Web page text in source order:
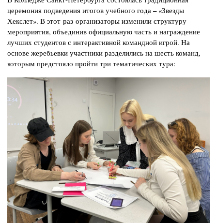
церемония подведения итогов учебного года –«Звезды
Хекслет». В этот раз организаторы изменили структуру
мероприятия, объединив официальную часть и награждение
лучших студентов с интерактивной командной игрой. На
основе жеребьевки участники разделились на шесть команд,
которым предстояло пройти три тематических тура:
Изображение